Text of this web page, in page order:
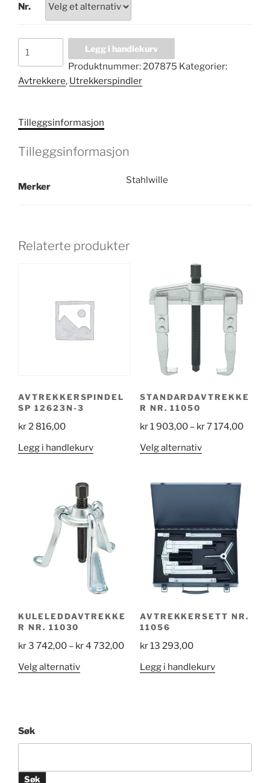
803,00
Nr.
11041
Legg i handlekurv
Produktnummer:207875 Kategorier:
Avtrekkere, Utrekkerspindler
Tilleggsinformasjon
Tilleggsinformasjon
Merker
Stahlwille
Relaterte produkter
AVTREKKERSPINDEL
SP 12623N-3
kr2 816,00
Legg i handlekurv
STANDARDAVTREKKE
R NR. 11050
kr1 903,00 – kr7 174,00Price
Velg alternativDette
varianter.
Alternativene
kan
velges
på
produktsiden
KULELEDDAVTREKKE
R NR. 11030
kr3 742,00 – kr4 732,00Price
Velg alternativDette
AVTREKKERSETT NR.
11056
kr13 293,00
Legg i handlekurv
Søk
Søk